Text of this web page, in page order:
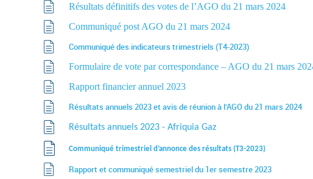
Résultats définitifs des votes de l’AGO du 21 mars 2024
Communiqué post AGO du 21 mars 2024
Communiqué des indicateurs trimestriels (T4-2023)
Formulaire de vote par correspondance – AGO du 21 mars
Rapport financier annuel 2023
Résultats annuels 2023 et avis de réunion à l’AGO du 21 mars 2024
Résultats annuels 2023 - Afriquia Gaz
Communiqué trimestriel d’annonce des résultats (T3-2023)
Rapport et communiqué semestriel du 1er semestre 2023